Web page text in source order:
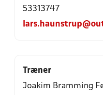
53313747
Træner
Joakim Bramming